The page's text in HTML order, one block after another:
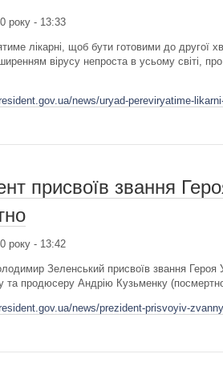
року - 13:33
лікарні, щоб бути готовими до другої
вірусу непроста в усьому світі,
news/uryad-pereviryatime-
присвоїв звання
року - 13:42
Зеленський присвоїв звання Героя
та продюсеру Андрію Кузьменку
news/prezident-prisvoyiv-